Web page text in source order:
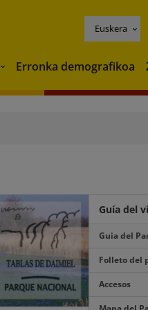
Euskera
Ingurunea
Erronka demografikoa
Guía del
Guia del
Folleto del
Accesos